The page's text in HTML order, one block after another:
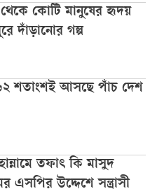
কোটি মানুষের হৃদয়
দাঁড়ানোর গল্প
শতাংশই আসছে পাঁচ দেশ
তফাৎ কি মাসুদ
এসপির উদ্দেশে সন্ত্রাসী